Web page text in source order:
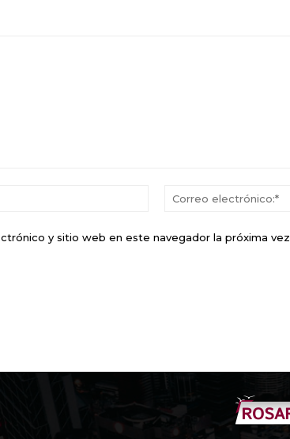
Nombre:*
y sitio web en este navegador la próxima